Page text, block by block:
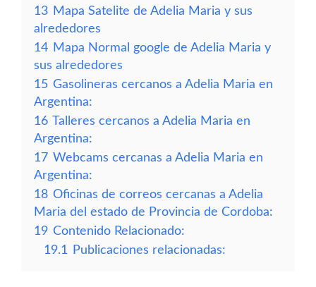
13 Mapa Satelite de Adelia Maria y sus
alrededores
14 Mapa Normal google de Adelia Maria y
sus alrededores
15 Gasolineras cercanos a Adelia Maria en
Argentina:
16 Talleres cercanos a Adelia Maria en
Argentina:
17 Webcams cercanas a Adelia Maria en
Argentina:
18 Oficinas de correos cercanas a Adelia
Maria del estado de Provincia de Cordoba:
19 Contenido Relacionado:
19.1
Publicaciones relacionadas: